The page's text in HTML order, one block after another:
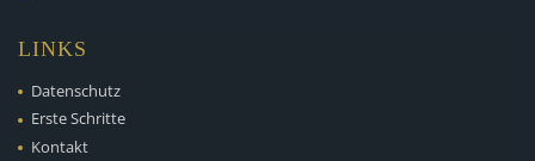
LINKS
Datenschutz
Erste Schritte
Kontakt